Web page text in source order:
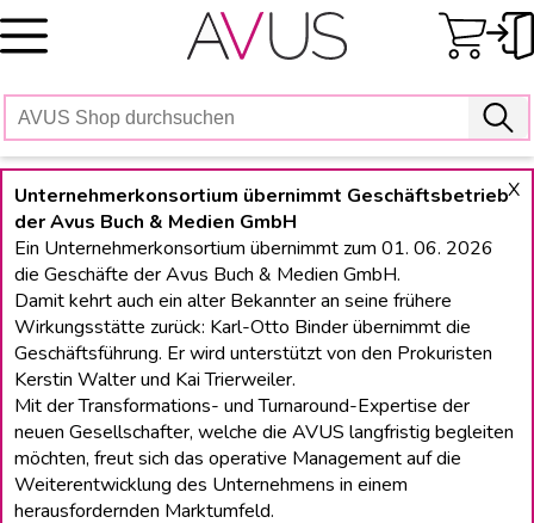
Skip
to
X
Unternehmerkonsortium übernimmt Geschäftsbetrieb
der Avus Buch & Medien GmbH
Ein Unternehmerkonsortium übernimmt zum 01. 06. 2026
die Geschäfte der Avus Buch & Medien GmbH.
Damit kehrt auch ein alter Bekannter an seine frühere
Wirkungsstätte zurück: Karl-Otto Binder übernimmt die
Geschäftsführung. Er wird unterstützt von den Prokuristen
Kerstin Walter und Kai Trierweiler.
Mit der Transformations- und Turnaround-Expertise der
neuen Gesellschafter, welche die AVUS langfristig begleiten
möchten, freut sich das operative Management auf die
Weiterentwicklung des Unternehmens in einem
herausfordernden Marktumfeld.